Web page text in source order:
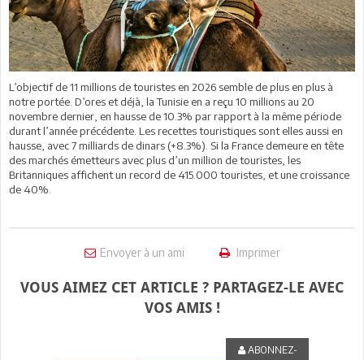
L’objectif de 11 millions de touristes en 2026 semble de plus en plus à
notre portée. D’ores et déjà, la Tunisie en a reçu 10 millions au 20
novembre dernier, en hausse de 10.3% par rapport à la même période
durant l’année précédente. Les recettes touristiques sont elles aussi en
hausse, avec 7 milliards de dinars (+8.3%). Si la France demeure en tête
des marchés émetteurs avec plus d’un million de touristes, les
Britanniques affichent un record de 415.000 touristes, et une croissance
de 40%.
Envoyer à un ami Imprimer
VOUS AIMEZ CET ARTICLE ? PARTAGEZ-LE AVEC
VOS AMIS !
ABONNEZ-